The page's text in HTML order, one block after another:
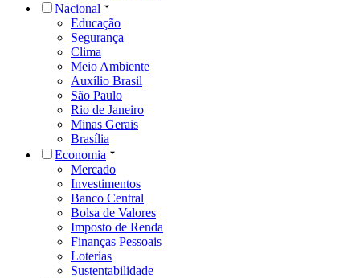
Nacional
Educação
Segurança
Clima
Meio Ambiente
Auxílio Brasil
São Paulo
Rio de Janeiro
Minas Gerais
Brasília
Economia
Mercado
Investimentos
Banco Central
Bolsa de Valores
Imposto de Renda
Finanças Pessoais
Loterias
Sustentabilidade